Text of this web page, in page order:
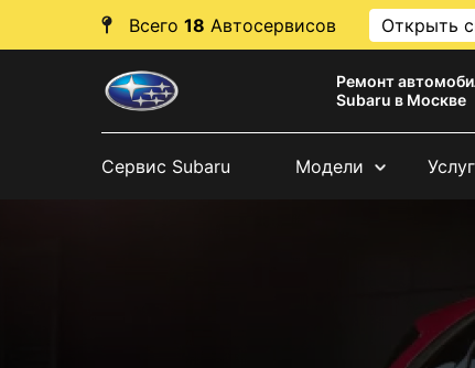
Всего 18 Автосервисов Открыть
Ремонт
Subaru в Москве
Сервис Subaru Модели